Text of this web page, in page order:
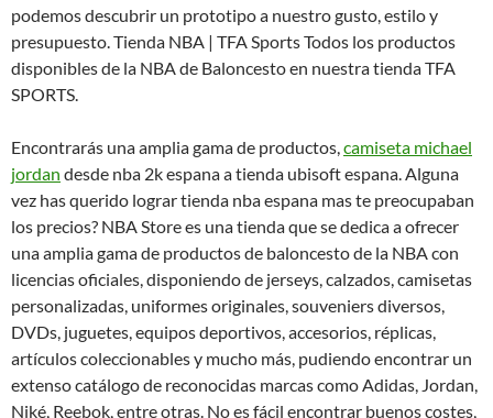
podemos descubrir un prototipo a nuestro gusto, estilo y
presupuesto. Tienda NBA | TFA Sports Todos los productos
disponibles de la NBA de Baloncesto en nuestra tienda TFA
SPORTS.
Encontrarás una amplia gama de productos,camiseta michael
jordan desde nba 2k espana a tienda ubisoft espana. Alguna
vez has querido lograr tienda nba espana mas te preocupaban
los precios? NBA Store es una tienda que se dedica a ofrecer
una amplia gama de productos de baloncesto de la NBA con
licencias oficiales, disponiendo de jerseys, calzados, camisetas
personalizadas, uniformes originales, souveniers diversos,
DVDs, juguetes, equipos deportivos, accesorios, réplicas,
artículos coleccionables y mucho más, pudiendo encontrar un
extenso catálogo de reconocidas marcas como Adidas, Jordan,
Niké, Reebok, entre otras. No es fácil encontrar buenos costes,